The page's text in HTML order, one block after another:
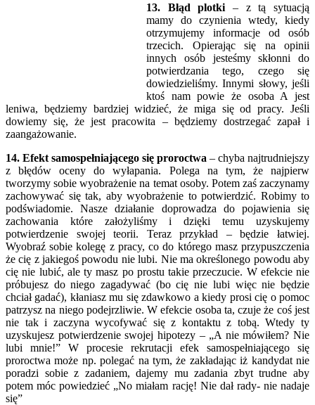
13. Błąd plotki – z tą sytuacją
mamy do czynienia wtedy, kiedy
otrzymujemy informacje od osób
trzecich. Opierając się na opinii
innych osób jesteśmy skłonni do
potwierdzania tego, czego się
dowiedzieliśmy. Innymi słowy, jeśli
ktoś nam powie że osoba A jest
leniwa, będziemy bardziej widzieć, że miga się od pracy. Jeśli
dowiemy się, że jest pracowita – będziemy dostrzegać zapał i
zaangażowanie.
14. Efekt samospełniającego się proroctwa – chyba najtrudniejszy
z błędów oceny do wyłapania. Polega na tym, że najpierw
tworzymy sobie wyobrażenie na temat osoby. Potem zaś zaczynamy
zachowywać się tak, aby wyobrażenie to potwierdzić. Robimy to
podświadomie. Nasze działanie doprowadza do pojawienia się
zachowania które założyliśmy i dzięki temu uzyskujemy
potwierdzenie swojej teorii. Teraz przykład – będzie łatwiej.
Wyobraź sobie kolegę z pracy, co do którego masz przypuszczenia
że cię z jakiegoś powodu nie lubi. Nie ma określonego powodu aby
cię nie lubić, ale ty masz po prostu takie przeczucie. W efekcie nie
próbujesz do niego zagadywać (bo cię nie lubi więc nie będzie
chciał gadać), kłaniasz mu się zdawkowo a kiedy prosi cię o pomoc
patrzysz na niego podejrzliwie. W efekcie osoba ta, czuje że coś jest
nie tak i zaczyna wycofywać się z kontaktu z tobą. Wtedy ty
uzyskujesz potwierdzenie swojej hipotezy – „A nie mówiłem? Nie
lubi mnie!” W procesie rekrutacji efek samospełniającego się
proroctwa może np. polegać na tym, że zakładając iż kandydat nie
poradzi sobie z zadaniem, dajemy mu zadania zbyt trudne aby
potem móc powiedzieć „No miałam rację! Nie dał rady- nie nadaje
się”